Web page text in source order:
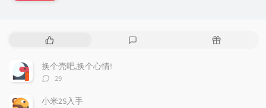
热
文
章
随
换个壳吧,换个心情!
评
数：
29
小米2S入手